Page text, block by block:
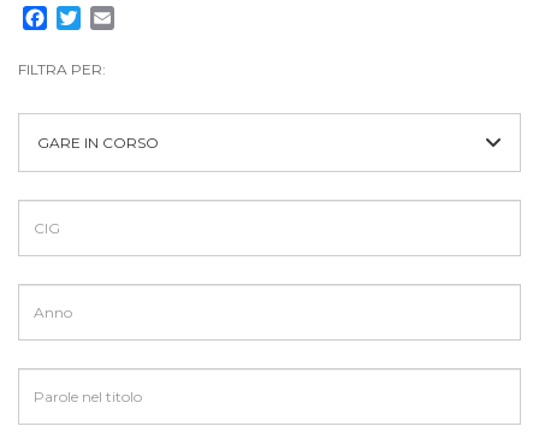
Facebook
Twitter
FILTRA PER:
GARE IN CORSO